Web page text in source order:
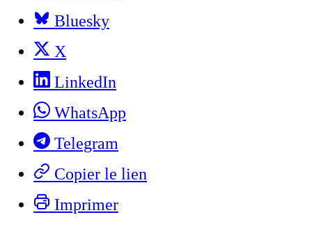
Bluesky
X
LinkedIn
WhatsApp
Telegram
Copier le lien
Imprimer